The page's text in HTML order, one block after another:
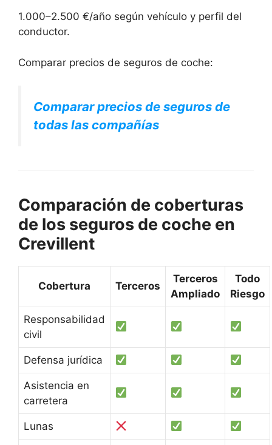
1.000–2.500 €/año según vehículo y perfil del
conductor.
Comparar precios de seguros de coche:
Comparar precios de seguros de
todas las compañías
Comparación de coberturas
de los seguros de coche en
Crevillent
Cobertura Terceros
Terceros
Ampliado
Todo
Riesgo
Responsabilidad
civil
Defensa jurídica
Asistencia en
carretera
Lunas